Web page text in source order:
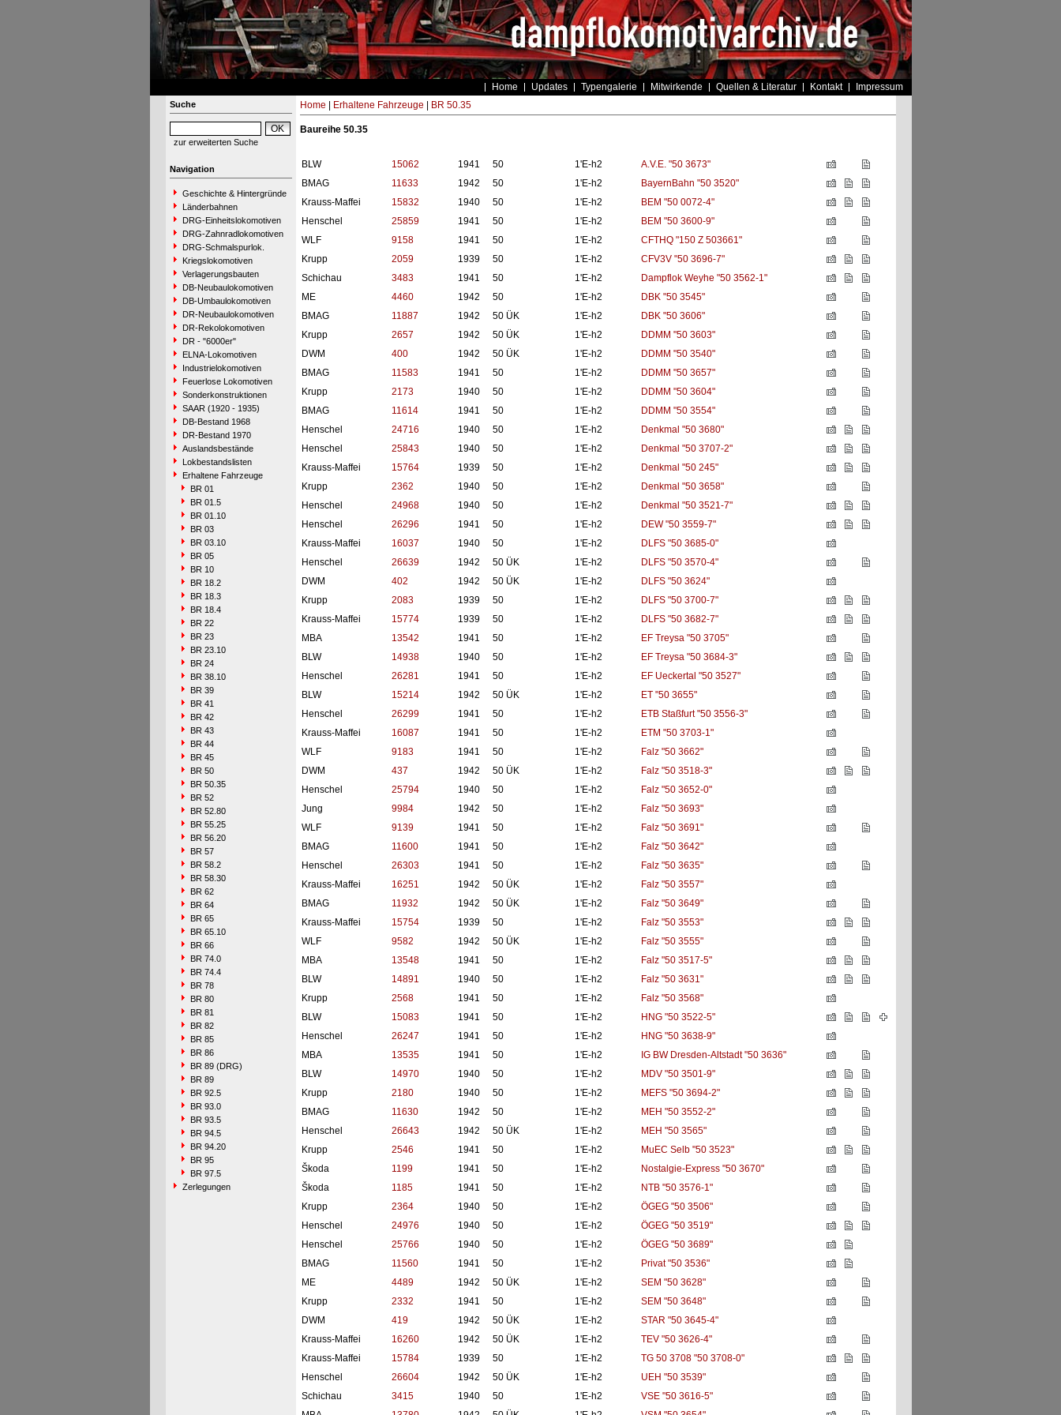
Home Updates Typengalerie Mitwirkende Quellen & Literatur Kontakt Impressum
Suche
zur erweiterten Suche
Navigation
Geschichte & Hintergründe
Länderbahnen
DRG-Einheitslokomotiven
DRG-Zahnradlokomotiven
DRG-Schmalspurlok.
Kriegslokomotiven
Verlagerungsbauten
DB-Neubaulokomotiven
DB-Umbaulokomotiven
DR-Neubaulokomotiven
DR-Rekolokomotiven
DR - "6000er"
ELNA-Lokomotiven
Industrielokomotiven
Feuerlose Lokomotiven
Sonderkonstruktionen
SAAR (1920 - 1935)
DB-Bestand 1968
DR-Bestand 1970
Auslandsbestände
Lokbestandslisten
Erhaltene Fahrzeuge
BR 01
BR 01.5
BR 01.10
BR 03
BR 03.10
BR 05
BR 10
BR 18.2
BR 18.3
BR 18.4
BR 22
BR 23
BR 23.10
BR 24
BR 38.10
BR 39
BR 41
BR 42
BR 43
BR 44
BR 45
BR 50
BR 50.35
BR 52
BR 52.80
BR 55.25
BR 56.20
BR 57
BR 58.2
BR 58.30
BR 62
BR 64
BR 65
BR 65.10
BR 66
BR 74.0
BR 74.4
BR 78
BR 80
BR 81
BR 82
BR 85
BR 86
BR 89 (DRG)
BR 89
BR 92.5
BR 93.0
BR 93.5
BR 94.5
BR 94.20
BR 95
BR 97.5
Zerlegungen
Home Erhaltene Fahrzeuge BR 50.35
Baureihe 50.35
BLW 15062 1941 50 1'E-h2
A.V.E. "50 3673"
BMAG
11633 1942 50 1'E-h2
BayernBahn "50 3520"
Krauss-Maffei
15832 1940 50 1'E-h2
BEM "50 0072-4"
Henschel
25859 1941 50 1'E-h2
BEM "50 3600-9"
WLF
9158 1941 50 1'E-h2
CFTHQ "150 Z 503661"
Krupp
2059 1939 50 1'E-h2
CFV3V "50 3696-7"
Schichau
3483 1941 50 1'E-h2
Dampflok Weyhe "50 3562-1"
ME
4460 1942 50 1'E-h2
DBK "50 3545"
BMAG
11887 1942 50 ÜK 1'E-h2
DBK "50 3606"
Krupp
2657 1942 50 ÜK 1'E-h2
DDMM "50 3603"
DWM
400 1942 50 ÜK 1'E-h2
DDMM "50 3540"
BMAG
11583 1941 50 1'E-h2
DDMM "50 3657"
Krupp
2173 1940 50 1'E-h2
DDMM "50 3604"
BMAG
11614 1941 50 1'E-h2
DDMM "50 3554"
Henschel
24716 1940 50 1'E-h2
Denkmal "50 3680"
Henschel
25843 1940 50 1'E-h2
Denkmal "50 3707-2"
Krauss-Maffei
15764 1939 50 1'E-h2
Denkmal "50 245"
Krupp
2362 1940 50 1'E-h2
Denkmal "50 3658"
Henschel
24968 1940 50 1'E-h2
Denkmal "50 3521-7"
Henschel
26296 1941 50 1'E-h2
DEW "50 3559-7"
Krauss-Maffei
16037 1940 50 1'E-h2
DLFS "50 3685-0"
Henschel
26639 1942 50 ÜK 1'E-h2
DLFS "50 3570-4"
DWM
402 1942 50 ÜK 1'E-h2
DLFS "50 3624"
Krupp
2083 1939 50 1'E-h2
DLFS "50 3700-7"
Krauss-Maffei
15774 1939 50 1'E-h2
DLFS "50 3682-7"
MBA
13542 1941 50 1'E-h2
EF Treysa "50 3705"
BLW
14938 1940 50 1'E-h2
EF Treysa "50 3684-3"
Henschel
26281 1941 50 1'E-h2
EF Ueckertal "50 3527"
BLW
15214 1942 50 ÜK 1'E-h2
ET "50 3655"
Henschel
26299 1941 50 1'E-h2
ETB Staßfurt "50 3556-3"
Krauss-Maffei
16087 1941 50 1'E-h2
ETM "50 3703-1"
WLF
9183 1941 50 1'E-h2
Falz "50 3662"
DWM
437 1942 50 ÜK 1'E-h2
Falz "50 3518-3"
Henschel
25794 1940 50 1'E-h2
Falz "50 3652-0"
Jung
9984 1942 50 1'E-h2
Falz "50 3693"
WLF
9139 1941 50 1'E-h2
Falz "50 3691"
BMAG
11600 1941 50 1'E-h2
Falz "50 3642"
Henschel
26303 1941 50 1'E-h2
Falz "50 3635"
Krauss-Maffei
16251 1942 50 ÜK 1'E-h2
Falz "50 3557"
BMAG
11932 1942 50 ÜK 1'E-h2
Falz "50 3649"
Krauss-Maffei
15754 1939 50 1'E-h2
Falz "50 3553"
WLF
9582 1942 50 ÜK 1'E-h2
Falz "50 3555"
MBA
13548 1941 50 1'E-h2
Falz "50 3517-5"
BLW
14891 1940 50 1'E-h2
Falz "50 3631"
Krupp
2568 1941 50 1'E-h2
Falz "50 3568"
BLW
15083 1941 50 1'E-h2
HNG "50 3522-5"
Henschel
26247 1941 50 1'E-h2
HNG "50 3638-9"
MBA
13535 1941 50 1'E-h2
IG BW Dresden-Altstadt "50 3636"
BLW
14970 1940 50 1'E-h2
MDV "50 3501-9"
Krupp
2180 1940 50 1'E-h2
MEFS "50 3694-2"
BMAG
11630 1942 50 1'E-h2
MEH "50 3552-2"
Henschel
26643 1942 50 ÜK 1'E-h2
MEH "50 3565"
Krupp
2546 1941 50 1'E-h2
MuEC Selb "50 3523"
Škoda
1199 1941 50 1'E-h2
Nostalgie-Express "50 3670"
Škoda
1185 1941 50 1'E-h2
NTB "50 3576-1"
Krupp
2364 1940 50 1'E-h2
ÖGEG "50 3506"
Henschel
24976 1940 50 1'E-h2
ÖGEG "50 3519"
Henschel
25766 1940 50 1'E-h2
ÖGEG "50 3689"
BMAG
11560 1941 50 1'E-h2
Privat "50 3536"
ME
4489 1942 50 ÜK 1'E-h2
SEM "50 3628"
Krupp
2332 1941 50 1'E-h2
SEM "50 3648"
DWM
419 1942 50 ÜK 1'E-h2
STAR "50 3645-4"
Krauss-Maffei
16260 1942 50 ÜK 1'E-h2
TEV "50 3626-4"
Krauss-Maffei
15784 1939 50 1'E-h2
TG 50 3708 "50 3708-0"
Henschel
26604 1942 50 ÜK 1'E-h2
UEH "50 3539"
Schichau
3415 1940 50 1'E-h2
VSE "50 3616-5"